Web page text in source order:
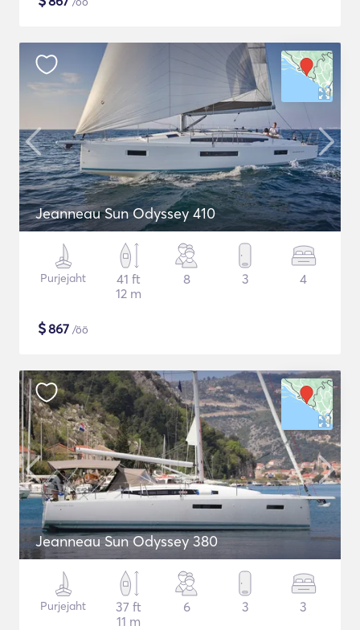
Jeanneau Sun Odyssey 410
Purjejaht
41 ft
12 m
8 3 4
$867 /öö
Jeanneau Sun Odyssey 380
Purjejaht
37 ft
11 m
6 3 3